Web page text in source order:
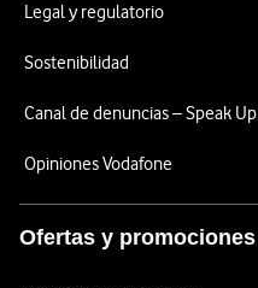
Legal y regulatorio
Sostenibilidad
Canal de denuncias – Speak Up
Opiniones Vodafone
Ofertas y promociones